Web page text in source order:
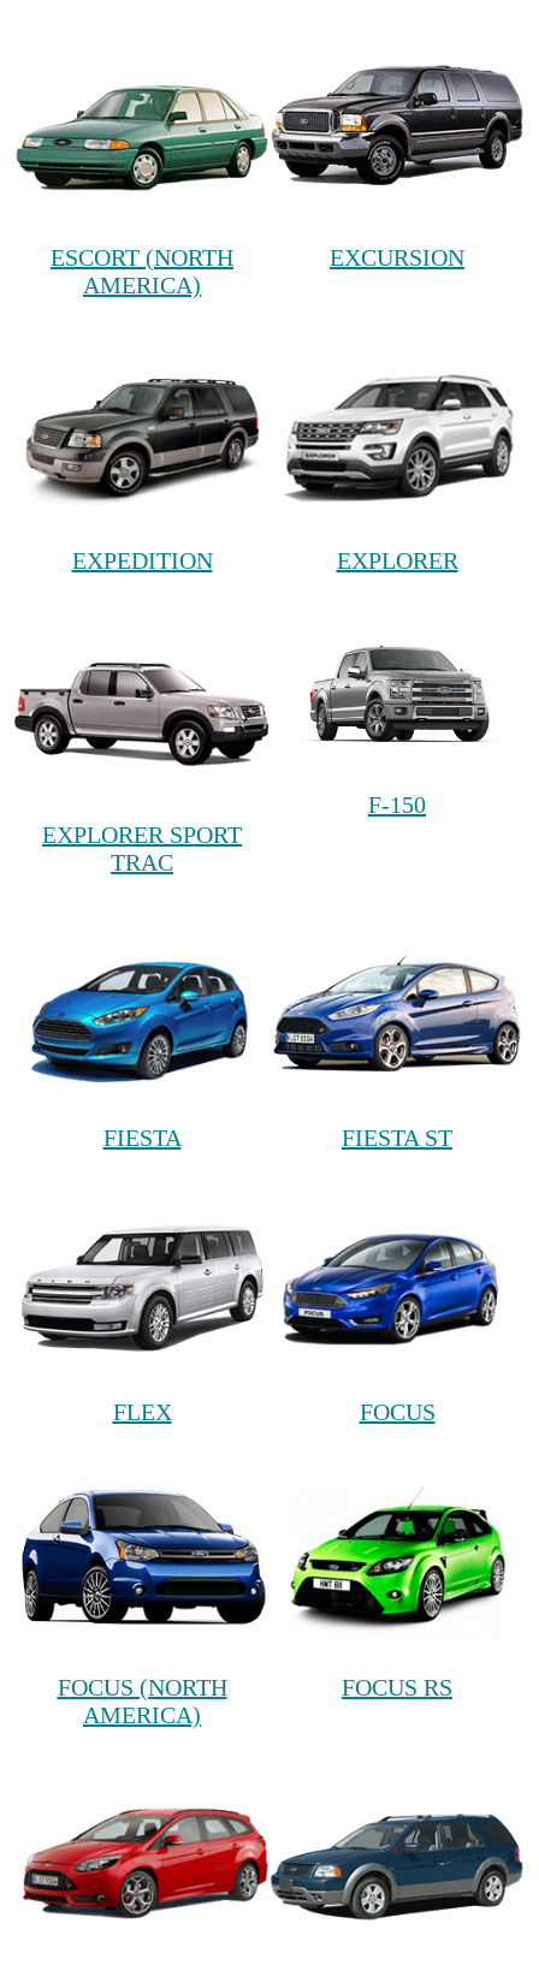
ESCORT (NORTH
AMERICA)
EXCURSION
EXPEDITION EXPLORER
EXPLORER SPORT
TRAC
F-150
FIESTA FIESTA ST
FLEX FOCUS
FOCUS (NORTH
AMERICA)
FOCUS RS